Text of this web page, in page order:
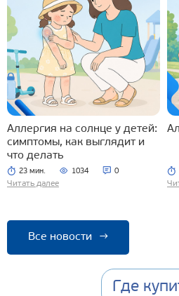
Аллергия на солнце у детей:
симптомы, как выглядит и
что делать
23 мин. 1034 0
Читать далее
Все новости →
Где